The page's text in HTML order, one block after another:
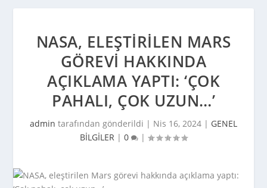
NASA, ELEŞTIRILEN MARS
GÖREVI HAKKINDA
AÇIKLAMA YAPTI: ‘ÇOK
PAHALI, ÇOK UZUN…’
admin tarafından gönderildi | Nis 16, 2024 | GENEL
BİLGİLER | 0 |